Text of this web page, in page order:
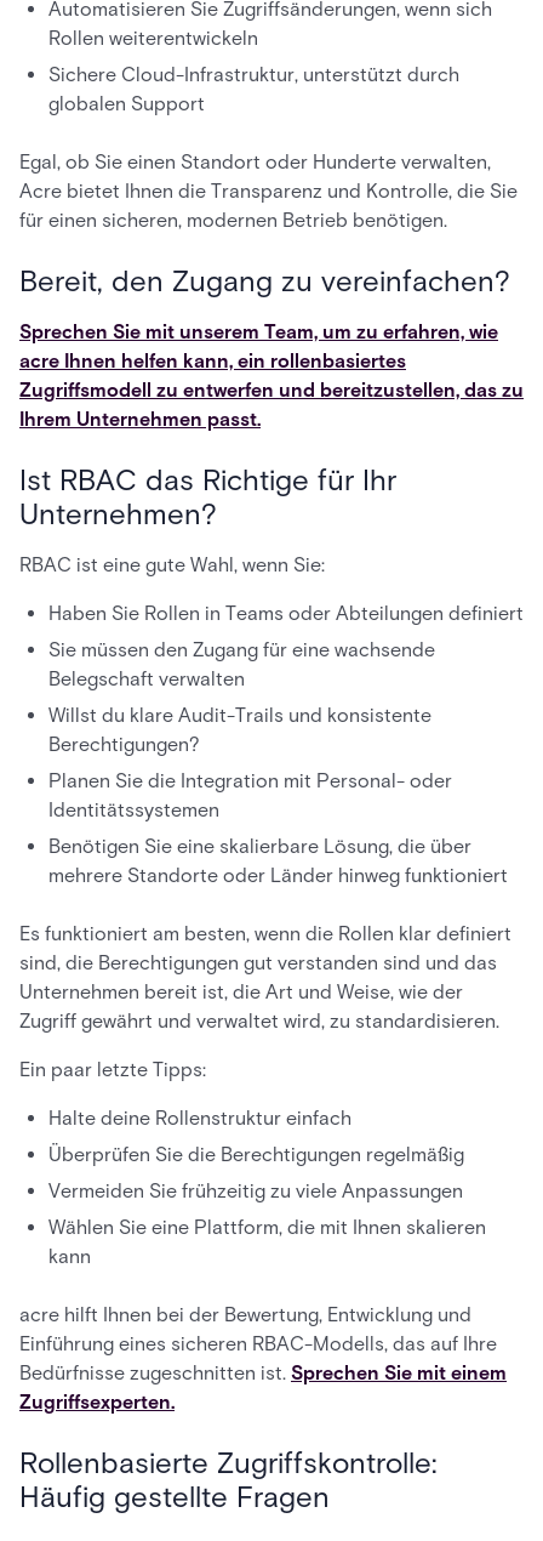
Automatisieren Sie Zugriffsänderungen, wenn sich
Rollen weiterentwickeln
Sichere Cloud-Infrastruktur, unterstützt durch
globalen Support
Egal, ob Sie einen Standort oder Hunderte verwalten,
Acre bietet Ihnen die Transparenz und Kontrolle, die Sie
für einen sicheren, modernen Betrieb benötigen.
Bereit, den Zugang zu vereinfachen?
Sprechen Sie mit unserem Team, um zu erfahren, wie
acre Ihnen helfen kann, ein rollenbasiertes
Zugriffsmodell zu entwerfen und bereitzustellen, das zu
Ihrem Unternehmen passt.
Ist RBAC das Richtige für Ihr
Unternehmen?
RBAC ist eine gute Wahl, wenn Sie:
Haben Sie Rollen in Teams oder Abteilungen definiert
Sie müssen den Zugang für eine wachsende
Belegschaft verwalten
Willst du klare Audit-Trails und konsistente
Berechtigungen?
Planen Sie die Integration mit Personal- oder
Identitätssystemen
Benötigen Sie eine skalierbare Lösung, die über
mehrere Standorte oder Länder hinweg funktioniert
Es funktioniert am besten, wenn die Rollen klar definiert
sind, die Berechtigungen gut verstanden sind und das
Unternehmen bereit ist, die Art und Weise, wie der
Zugriff gewährt und verwaltet wird, zu standardisieren.
Ein paar letzte Tipps:
Halte deine Rollenstruktur einfach
Überprüfen Sie die Berechtigungen regelmäßig
Vermeiden Sie frühzeitig zu viele Anpassungen
Wählen Sie eine Plattform, die mit Ihnen skalieren
kann
acre hilft Ihnen bei der Bewertung, Entwicklung und
Einführung eines sicheren RBAC-Modells, das auf Ihre
Bedürfnisse zugeschnitten ist. Sprechen Sie mit einem
Zugriffsexperten.
Rollenbasierte Zugriffskontrolle:
Häufig gestellte Fragen